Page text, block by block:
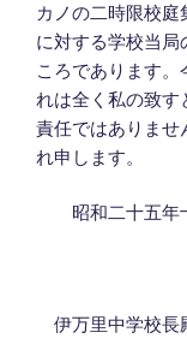
カノの二時限校
に対する学校当局
ころであります。
れは全く私の致
責任ではありませ
れ申します。
昭和二十五年
伊万里中学校長